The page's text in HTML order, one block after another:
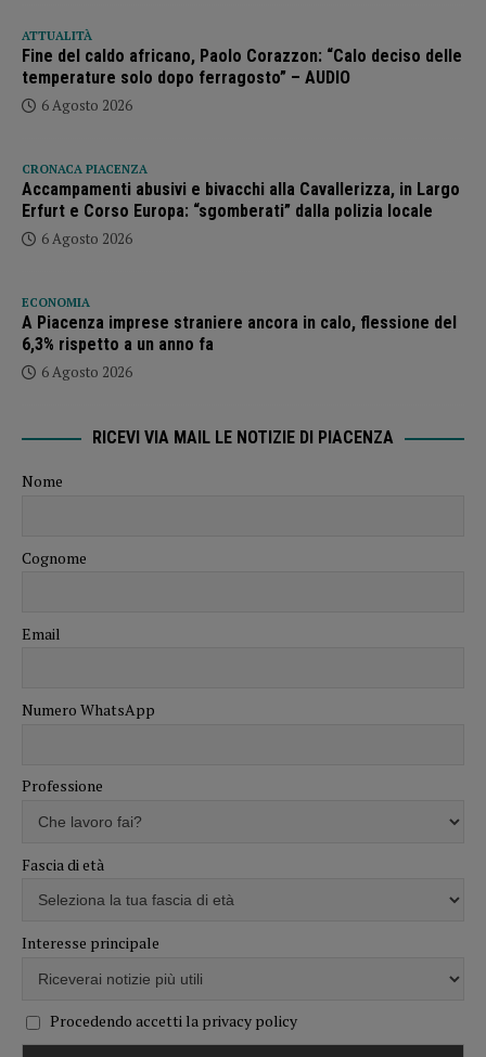
ATTUALITÀ
Fine del caldo africano, Paolo Corazzon: “Calo deciso delle
temperature solo dopo ferragosto” – AUDIO
6 Agosto 2026
CRONACA PIACENZA
Accampamenti abusivi e bivacchi alla Cavallerizza, in Largo
Erfurt e Corso Europa: “sgomberati” dalla polizia locale
6 Agosto 2026
ECONOMIA
A Piacenza imprese straniere ancora in calo, flessione del
6,3% rispetto a un anno fa
6 Agosto 2026
RICEVI VIA MAIL LE NOTIZIE DI PIACENZA
Nome
Cognome
Email
Numero WhatsApp
Professione
Fascia di età
Interesse principale
Procedendo accetti la privacy policy